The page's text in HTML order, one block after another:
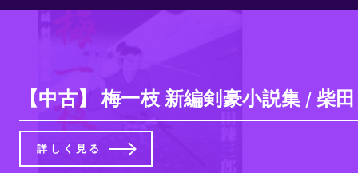
【中古】 梅一枝 新編剣豪小説集 / 柴
詳しく見る